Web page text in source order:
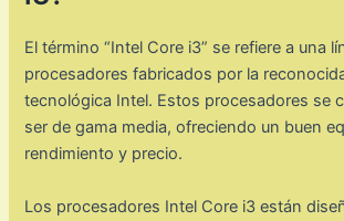
El término “Intel Core i3” se refiere a una
procesadores fabricados por la
tecnológica Intel. Estos procesadores se
ser de gama media, ofreciendo un buen
rendimiento y precio.
Los procesadores Intel Core i3 están